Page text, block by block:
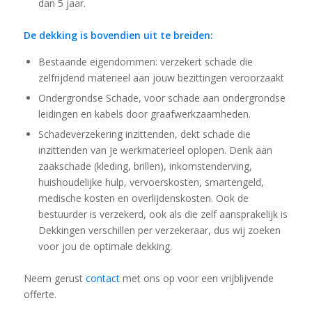
dan 5 jaar.
De dekking is bovendien uit te breiden:
Bestaande eigendommen: verzekert schade die
zelfrijdend materieel aan jouw bezittingen veroorzaakt
Ondergrondse Schade, voor schade aan ondergrondse
leidingen en kabels door graafwerkzaamheden.
Schadeverzekering inzittenden, dekt schade die
inzittenden van je werkmaterieel oplopen. Denk aan
zaakschade (kleding, brillen), inkomstenderving,
huishoudelijke hulp, vervoerskosten, smartengeld,
medische kosten en overlijdenskosten. Ook de
bestuurder is verzekerd, ook als die zelf aansprakelijk is
Dekkingen verschillen per verzekeraar, dus wij zoeken
voor jou de optimale dekking.
Neem gerust contactmet ons op voor een vrijblijvende
offerte.